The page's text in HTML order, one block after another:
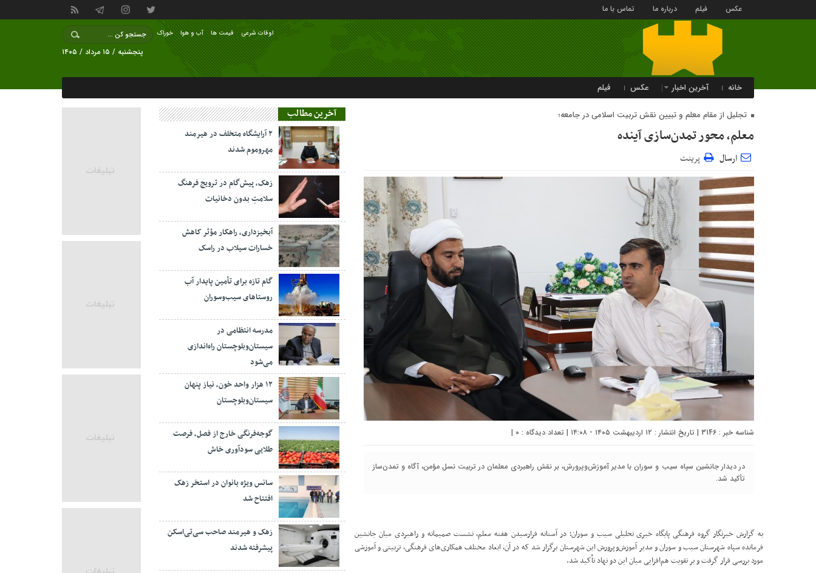
عکس فیلم درباره ما تماس با ما
خوراک آب و هوا قیمت ها اوقات شرعی
پنجشنبه / ۱۵ مرداد / ۱۴۰۵
خانه آخرین اخبار عکس فیلم
تجلیل از مقام معلم و تبیین نقش تربیت اسلامی در جامعه؛
معلم، محور تمدن‌سازی آینده
ارسال پرینت
شناسه خبر : 3146 | تاریخ انتشار : ۱۲ اردیبهشت ۱۴۰۵ - ۱۴:۰۸ | تعداد دیدگاه : ۰ |
در دیدار جانشین سپاه سيب و سوران با مدیر آموزش‌وپرورش، بر نقش راهبردی معلمان در تربیت نسل مؤمن، آگاه و تمدن‌ساز
تأکید شد.
به گزارش خبرنگار گروه فرهنگی پایگاه خبری تحلیلی سيب و سوران؛ در آستانه فرارسیدن هفته معلم، نشست صمیمانه و راهبردی میان جانشین
فرمانده سپاه شهرستان سیب و سوران و مدیر آموزش‌وپرورش این شهرستان برگزار شد که در آن، ابعاد مختلف همکاری‌های فرهنگی، تربیتی و آموزشی
مورد بررسی قرار گرفت و بر تقویت هم‌افزایی میان این دو نهاد تأکید شد.
آخرین مطالب
۲ آرایشگاه متخلف در هیرمند
مهروموم شدند
زهک، پیش‌گام در ترویج فرهنگ
سلامتِ بدون دخانیات
آبخیزداری، راهکار مؤثر کاهش
خسارات سیلاب در راسک
گام تازه برای تأمین پایدار آب
روستاهای سیب‌وسوران
مدرسه انتظامی در
سیستان‌وبلوچستان راه‌اندازی
می‌شود
۱۲ هزار واحد خون، نیاز پنهان
سیستان‌وبلوچستان
گوجه‌فرنگی خارج از فصل، فرصت
طلایی سودآوری خاش
سانس ویژه بانوان در استخر زهک
افتتاح شد
زهک و هیرمند صاحب سی‌تی‌اسکن
پیشرفته شدند